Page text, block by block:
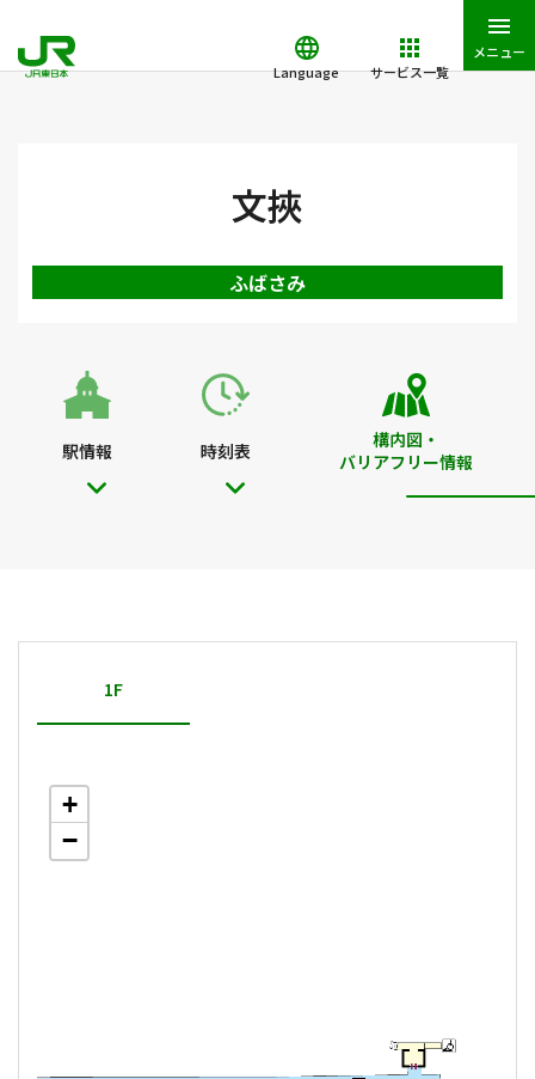
Language サービス一覧
メニュー
文挾
ふばさみ
駅情報 時刻表
構内図・
バリアフリー情報
1F
+
−